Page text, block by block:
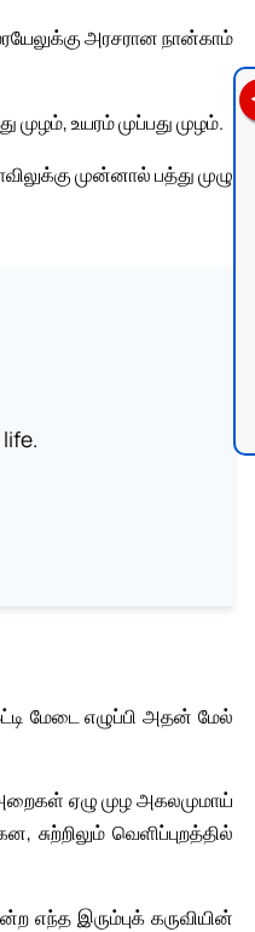
அரசரான நான்காம்
உயரம் முப்பது முழம்.
முன்னால் பத்து முழு
மேடை எழுப்பி அதன் மேல்
ஏழு முழ அகலமுமாய்
வெளிப்புறத்தில்
எந்த இரும்புக் கருவியின்